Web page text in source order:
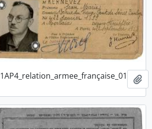
1AP4_relation_armee_française_01